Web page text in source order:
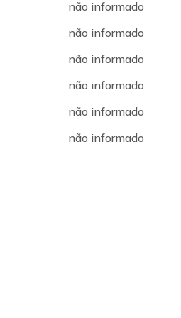
não informado
não informado
não informado
não informado
não informado
não informado